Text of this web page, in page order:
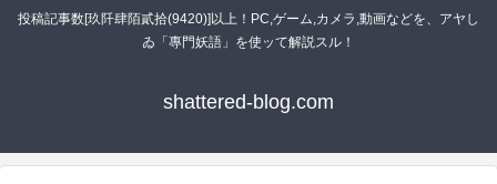
投稿記事数[玖阡肆陌貳拾(9420)]以上！PC,ゲーム,カメラ,動画などを、アヤし
ゐ「專門妖語」を使ッて解説スル！
shattered-blog.com